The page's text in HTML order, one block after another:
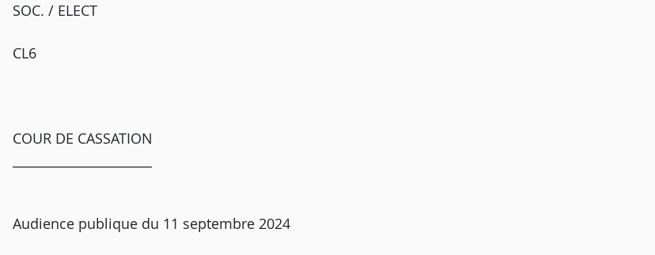
SOC. / ELECT
CL6
COUR DE CASSATION
Audience publique du 11 septembre 2024